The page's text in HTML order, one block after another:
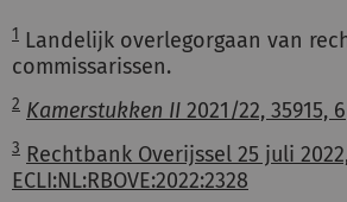
1 Landelijk overlegorgaan van
commissarissen.
2 Kamerstukken II 2021/22, 35915, 6
3 Rechtbank Overijssel 25 juli
ECLI:NL:RBOVE:2022:2328